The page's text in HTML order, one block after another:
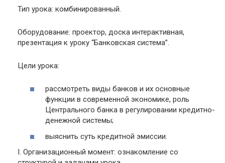
Тип урока: комбинированный.
Оборудование: проектор, доска интерактивная,
презентация к уроку “Банковская система”.
Цели урока:
рассмотреть виды банков и их основные
функции в современной экономике, роль
Центрального банка в регулировании кредитно-
денежной системы;
выяснить суть кредитной эмиссии.
I. Организационный момент: ознакомление со